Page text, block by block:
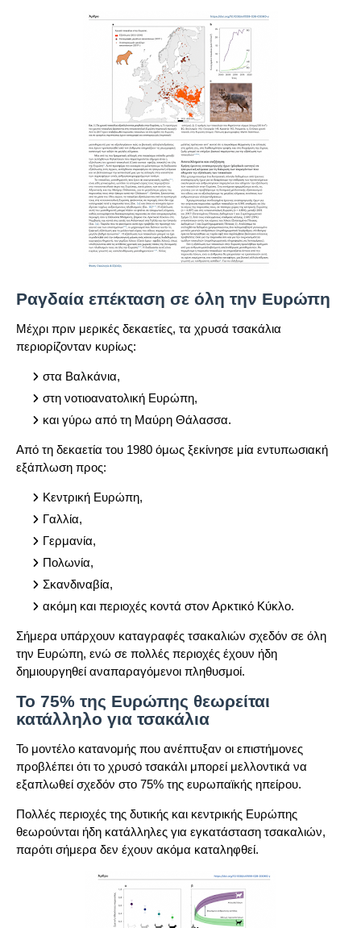
Ραγδαία επέκταση σε όλη την Ευρώπη
Μέχρι πριν μερικές δεκαετίες, τα χρυσά τσακάλια
περιορίζονταν κυρίως:
στα Βαλκάνια,
στη νοτιοανατολική Ευρώπη,
και γύρω από τη Μαύρη Θάλασσα.
Από τη δεκαετία του 1980 όμως ξεκίνησε μία εντυπωσιακή
εξάπλωση προς:
Κεντρική Ευρώπη,
Γαλλία,
Γερμανία,
Πολωνία,
Σκανδιναβία,
ακόμη και περιοχές κοντά στον Αρκτικό Κύκλο.
Σήμερα υπάρχουν καταγραφές τσακαλιών σχεδόν σε όλη
την Ευρώπη, ενώ σε πολλές περιοχές έχουν ήδη
δημιουργηθεί αναπαραγόμενοι πληθυσμοί.
Το 75% της Ευρώπης θεωρείται
κατάλληλο για τσακάλια
Το μοντέλο κατανομής που ανέπτυξαν οι επιστήμονες
προβλέπει ότι το χρυσό τσακάλι μπορεί μελλοντικά να
εξαπλωθεί σχεδόν στο 75% της ευρωπαϊκής ηπείρου.
Πολλές περιοχές της δυτικής και κεντρικής Ευρώπης
θεωρούνται ήδη κατάλληλες για εγκατάσταση τσακαλιών,
παρότι σήμερα δεν έχουν ακόμα καταληφθεί.